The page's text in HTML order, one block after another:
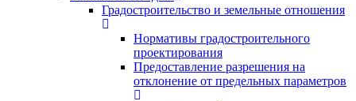
Градостроительство и земельные отношения
Нормативы градостроительного
проектирования
Предоставление разрешения на
отклонение от предельных параметров